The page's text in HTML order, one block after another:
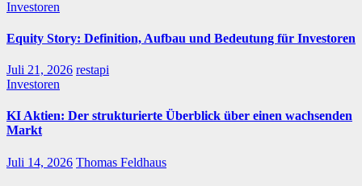
Investoren
Equity Story: Definition, Aufbau und Bedeutung für Investoren
Juli 21, 2026 restapi
Investoren
KI Aktien: Der strukturierte Überblick über einen wachsenden
Markt
Juli 14, 2026 Thomas Feldhaus